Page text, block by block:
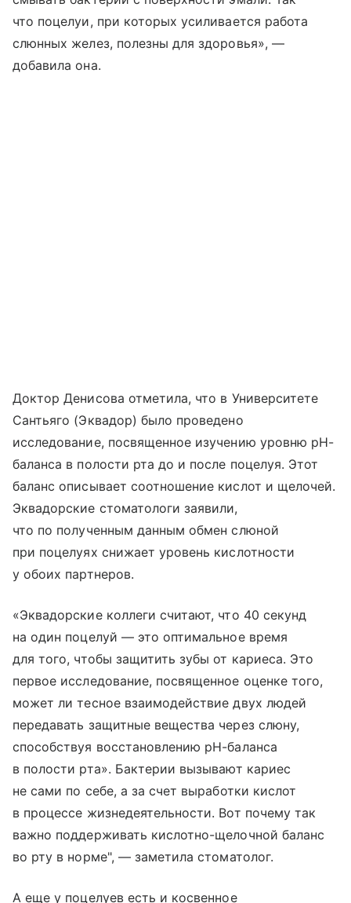
что поцелуи, при которых усиливается работа
слюнных желез, полезны для здоровья», —
добавила она.
Доктор Денисова отметила, что в Университете
Сантьяго (Эквадор) было проведено
исследование, посвященное изучению уровню pH-
баланса в полости рта до и после поцелуя. Этот
баланс описывает соотношение кислот и щелочей.
Эквадорские стоматологи заявили,
что по полученным данным обмен слюной
при поцелуях снижает уровень кислотности
у обоих партнеров.
«Эквадорские коллеги считают, что 40 секунд
на один поцелуй — это оптимальное время
для того, чтобы защитить зубы от кариеса. Это
первое исследование, посвященное оценке того,
может ли тесное взаимодействие двух людей
передавать защитные вещества через слюну,
способствуя восстановлению pH-баланса
в полости рта». Бактерии вызывают кариес
не сами по себе, а за счет выработки кислот
в процессе жизнедеятельности. Вот почему так
важно поддерживать кислотно-щелочной баланс
во рту в норме", — заметила стоматолог.
А еще у поцелуев есть и косвенное